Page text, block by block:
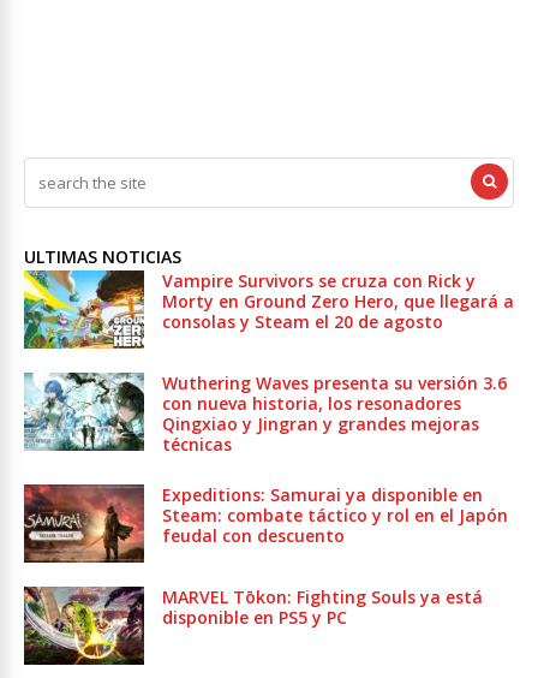
ULTIMAS NOTICIAS
Vampire Survivors se cruza con Rick y
Morty en Ground Zero Hero, que llegará a
consolas y Steam el 20 de agosto
Wuthering Waves presenta su versión 3.6
con nueva historia, los resonadores
Qingxiao y Jingran y grandes mejoras
técnicas
Expeditions: Samurai ya disponible en
Steam: combate táctico y rol en el Japón
feudal con descuento
MARVEL Tōkon: Fighting Souls ya está
disponible en PS5 y PC